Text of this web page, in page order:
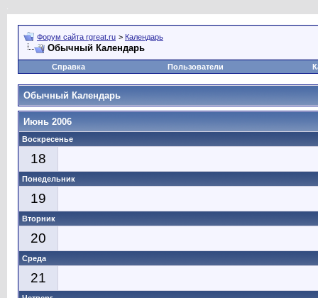
Форум сайта rgreat.ru > Календарь
Обычный Календарь
Справка Пользователи
Обычный Календарь
Июнь 2006
Воскресенье
18
Понедельник
19
Вторник
20
Среда
21